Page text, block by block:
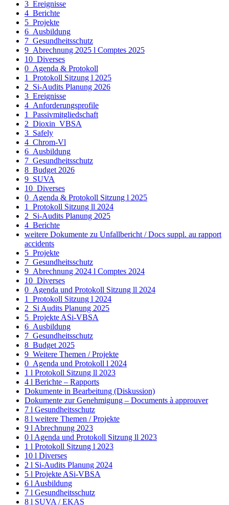
3_Ereignisse
4_Berichte
5_Projekte
6_Ausbildung
7_Gesundheitsschutz
9_Abrechnung 2025 l Comptes 2025
10_Diverses
0_Agenda & Protokoll
1_Protokoll Sitzung l 2025
2_Si-Audits Planung 2026
3_Ereignisse
4_Anforderungsprofile
1_Passivmitgliedschaft
2_Dioxin_VBSA
3_Safely
4_Chrom-Vl
6_Ausbildung
7_Gesundheitsschutz
8_Budget 2026
9_SUVA
10_Diverses
0_Agenda & Protokoll Sitzung l 2025
1_Protokoll Sitzung ll 2024
2_Si-Audits Planung 2025
4_Berichte
weitere Dokumente zu Unfallbericht / Docs suppl. au rapport
accidents
5_Projekte
7_Gesundheitsschutz
9_Abrechnung 2024 l Comptes 2024
10_Diverses
0_Agenda und Protokoll Sitzung ll 2024
1_Protokoll Sitzung l 2024
2_Si Audits Planung 2025
5_Projekte ASi-VBSA
6_Ausbildung
7_Gesundheitsschutz
8_Budget 2025
9_Weitere Themen / Projekte
0_Agenda und Protokoll l 2024
1 l Protokoll Sitzung ll 2023
4 l Berichte – Rapports
Dokumente in Bearbeitung (Diskussion)
Dokumente zur Genehmigung – Documents à approuver
7 l Gesundheitsschutz
8 l weitere Themen / Projekte
9 l Abrechnung 2023
0 l Agenda und Protokoll Sitzung ll 2023
1 l Protokoll Sitzung l 2023
10 l Diverses
2 l Si-Audits Planung 2024
5 l Projekte ASi-VBSA
6 l Ausbildung
7 l Gesundheitsschutz
8 l SUVA / EKAS